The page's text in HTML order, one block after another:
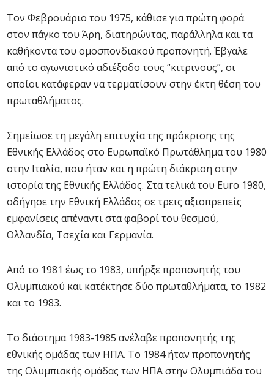
Τον Φεβρουάριο του 1975, κάθισε για πρώτη φορά
στον πάγκο του Άρη, διατηρώντας, παράλληλα και τα
καθήκοντα του ομοσπονδιακού προπονητή. Έβγαλε
από το αγωνιστικό αδιέξοδο τους “κιτρινους”, οι
οποίοι κατάφεραν να τερματίσουν στην έκτη θέση του
πρωταθλήματος.
Σημείωσε τη μεγάλη επιτυχία της πρόκρισης της
Εθνικής Ελλάδος στο Ευρωπαϊκό Πρωτάθλημα του 1980
στην Ιταλία, που ήταν και η πρώτη διάκριση στην
ιστορία της Εθνικής Ελλάδος. Στα τελικά του Euro 1980,
οδήγησε την Εθνική Ελλάδος σε τρεις αξιοπρεπείς
εμφανίσεις απέναντι στα φαβορί του θεσμού,
Ολλανδία, Τσεχία και Γερμανία.
Από το 1981 έως το 1983, υπήρξε προπονητής του
Ολυμπιακού και κατέκτησε δύο πρωταθλήματα, το 1982
και το 1983.
Το διάστημα 1983-1985 ανέλαβε προπονητής της
εθνικής ομάδας των ΗΠΑ. Το 1984 ήταν προπονητής
της Ολυμπιακής ομάδας των ΗΠΑ στην Ολυμπιάδα του